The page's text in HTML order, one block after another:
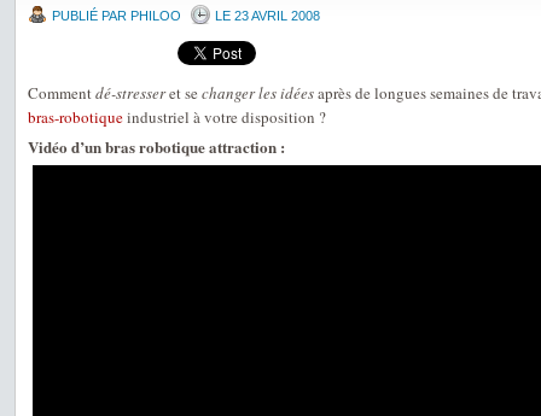
PUBLIÉ PAR PHILOO LE 23 AVRIL 2008
Commentdé-stresseret se changer les idéesaprès de longues semaines de
bras-robotiqueindustriel à votre disposition ?
Vidéo d’un bras robotique attraction :